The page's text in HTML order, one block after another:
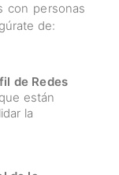
con personas
de:
de Redes
están
la